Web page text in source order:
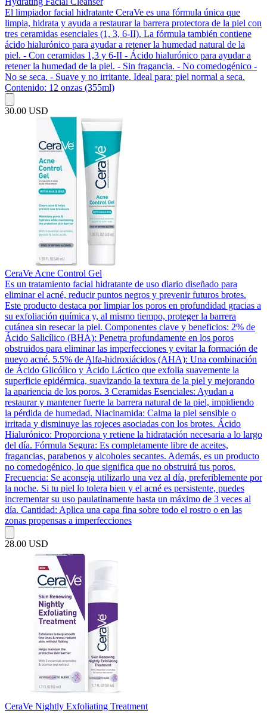
El limpiador facial hidratante CeraVe es una fórmula única que
limpia, hidrata y ayuda a restaurar la barrera protectora de la piel con
tres ceramidas esenciales (1, 3, 6-II). La fórmula también contiene
ácido hialurónico para ayudar a retener la humedad natural de la
piel. - Con ceramidas 1,3 y 6-II - Ácido hialurónico para ayudar a
retener la humedad de la piel. - Sin fragancia. - No comedogénico -
No se seca. - Suave y no irritante. Ideal para: piel normal a seca.
Contenido: 12 onzas (355ml)
30.00 USD
CeraVe Acne Control Gel
Es un tratamiento facial hidratante de uso diario diseñado para
eliminar el acné, reducir puntos negros y prevenir futuros brotes.
Este producto destaca por limpiar los poros en profundidad gracias a
su exfoliación química y, al mismo tiempo, proteger la barrera
cutánea sin resecar la piel. Componentes clave y beneficios: 2% de
Ácido Salicílico (BHA): Penetra profundamente en los poros
obstruidos para eliminar las imperfecciones y evitar la formación de
nuevo acné. 5.5% de Alfa-hidroxiácidos (AHA): Una combinación
de Ácido Glicólico y Ácido Láctico que exfolia suavemente la
superficie epidérmica, suavizando la textura de la piel y mejorando
la apariencia de los poros. 3 Ceramidas Esenciales: Ayudan a
restaurar y mantener fuerte la barrera natural de la piel, impidiendo
la pérdida de humedad. Niacinamida: Calma la piel sensible o
irritada y disminuye las rojeces asociadas con los brotes. Ácido
Hialurónico: Proporciona y retiene la hidratación necesaria a lo largo
del día. Fórmula Segura: Es completamente libre de aceites,
fragancias, parabenos y alcoholes secantes. Además, es un producto
no comedogénico, lo que significa que no obstruirá tus poros.
Frecuencia: Se aconseja utilizarlo una vez al día, preferiblemente por
la noche. Si tu piel lo tolera bien y el acné es persistente, puedes
incrementar su uso paulatinamente hasta un máximo de 3 veces al
día. Cantidad: Aplica una capa fina sobre todo el rostro o en las
zonas propensas a imperfecciones
28.00 USD
CeraVe Nightly Exfoliating Treatment